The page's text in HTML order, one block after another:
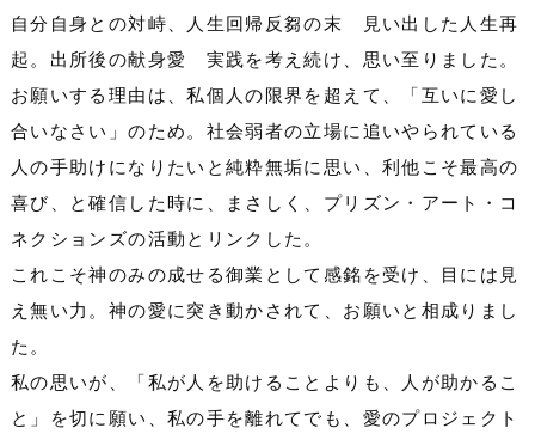
自分自身との対峙、人生回帰反芻の末 見い出した人生再
起。出所後の献身愛 実践を考え続け、思い至りました。
お願いする理由は、私個人の限界を超えて、「互いに愛し
合いなさい」のため。社会弱者の立場に追いやられている
人の手助けになりたいと純粋無垢に思い、利他こそ最高の
喜び、と確信した時に、まさしく、プリズン・アート・コ
ネクションズの活動とリンクした。
これこそ神のみの成せる御業として感銘を受け、目には見
え無い力。神の愛に突き動かされて、お願いと相成りまし
た。
私の思いが、「私が人を助けることよりも、人が助かるこ
と」を切に願い、私の手を離れてでも、愛のプロジェクト